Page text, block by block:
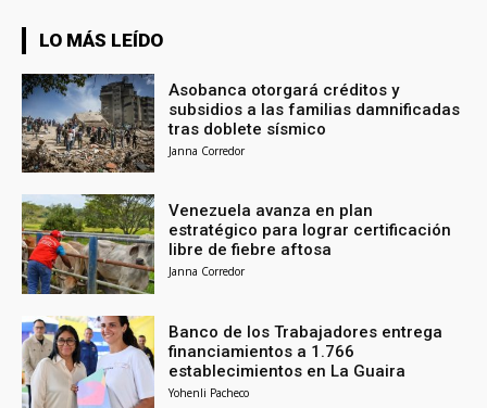
LO MÁS LEÍDO
Asobanca otorgará créditos y
subsidios a las familias damnificadas
tras doblete sísmico
Janna Corredor
Venezuela avanza en plan
estratégico para lograr certificación
libre de fiebre aftosa
Janna Corredor
Banco de los Trabajadores entrega
financiamientos a 1.766
establecimientos en La Guaira
Yohenli Pacheco